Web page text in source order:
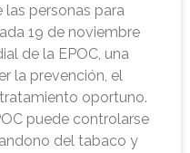
personas para
19 de noviembre
de la EPOC, una
la prevención, el
oportuno.
puede controlarse
del tabaco y